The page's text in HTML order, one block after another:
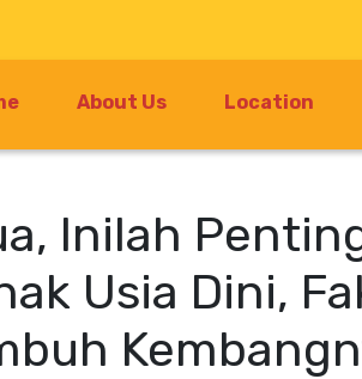
About Us Location
Inilah
Usia Dini,